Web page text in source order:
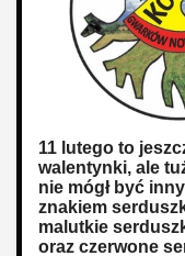
11 lutego to
walentynki, ale
nie mógł być
znakiem
malutkie
oraz czerwone